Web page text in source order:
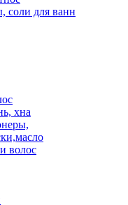
соли для ванн
хна
волос